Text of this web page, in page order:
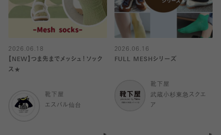
2026.06.18
【NEW】つま先までメッシュ！ソック
ス★
靴下屋
エスパル仙台
2026.06.16
FULL MESHシリーズ
靴下屋
武蔵小杉東急スクエ
ア